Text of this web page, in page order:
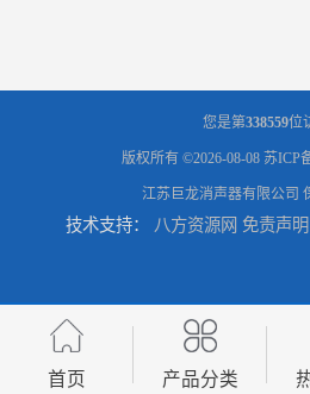
您是第338559位
版权所有 ©2026-08-08 苏ICP
江苏巨龙消声器有限公司
技术支持： 八方资源网 免责声明
首页 产品分类